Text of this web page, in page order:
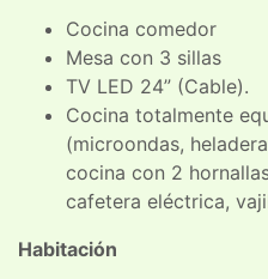
Cocina comedor
Mesa con 3 sillas
TV LED 24” (Cable).
Cocina totalmente
(microondas,
cocina con 2
cafetera eléctrica,
Habitación